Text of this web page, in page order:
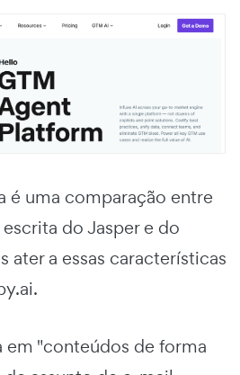
é uma comparação entre
do Jasper e do
ater a essas características
em "conteúdos de forma